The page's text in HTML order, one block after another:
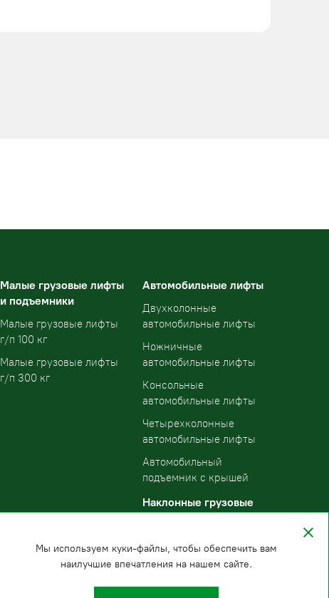
Малые грузовые лифты
и подъемники
Малые грузовые лифты
г/п 100 кг
Малые грузовые лифты
г/п 300 кг
Автомобильные лифты
Двухколонные
автомобильные лифты
Ножничные
автомобильные лифты
Консольные
автомобильные лифты
Четырехколонные
автомобильные лифты
Автомобильный
подъемник с крышей
Наклонные грузовые
Мы используем куки-файлы, чтобы обеспечить вам
наилучшие впечатления на нашем сайте.